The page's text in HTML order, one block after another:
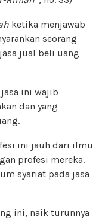
ketika menjawab
seorang
jual beli uang
ini wajib
dan yang
ini jauh dari ilmu
profesi mereka.
syariat pada jasa
ini, naik turunnya